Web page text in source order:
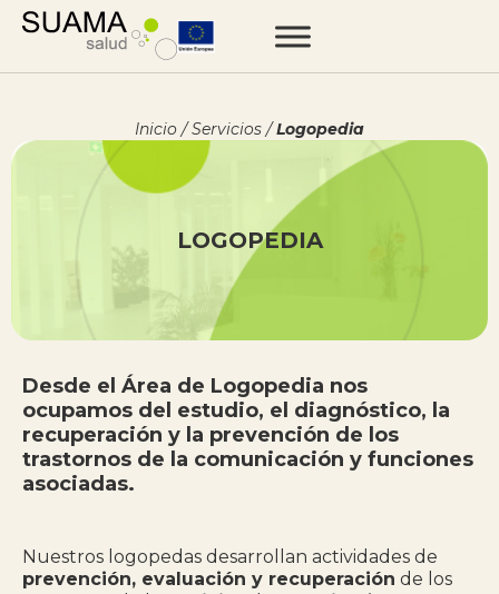
Inicio/Servicios/Logopedia
LOGOPEDIA
Desde el Área de Logopedia nos
ocupamos del estudio, el diagnóstico, la
recuperación y la prevención de los
trastornos de la comunicación y funciones
asociadas.
Nuestros logopedas desarrollan actividades de
prevención, evaluación y recuperación de los